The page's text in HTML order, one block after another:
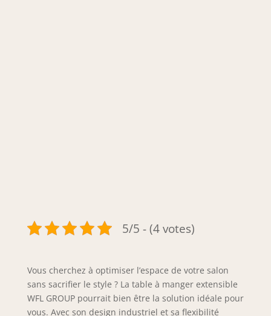
5/5 - (4 votes)
Vous cherchez à optimiser l’espace de votre salon
sans sacrifier le style ? La table à manger extensible
WFL GROUP pourrait bien être la solution idéale pour
vous. Avec son design industriel et sa flexibilité